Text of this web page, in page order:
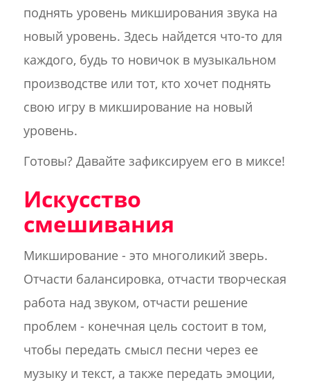
поднять уровень микширования звука на
новый уровень. Здесь найдется что-то для
каждого, будь то новичок в музыкальном
производстве или тот, кто хочет поднять
свою игру в микширование на новый
уровень.
Готовы? Давайте зафиксируем его в миксе!
Искусство
смешивания
Микширование - это многоликий зверь.
Отчасти балансировка, отчасти творческая
работа над звуком, отчасти решение
проблем - конечная цель состоит в том,
чтобы передать смысл песни через ее
музыку и текст, а также передать эмоции,